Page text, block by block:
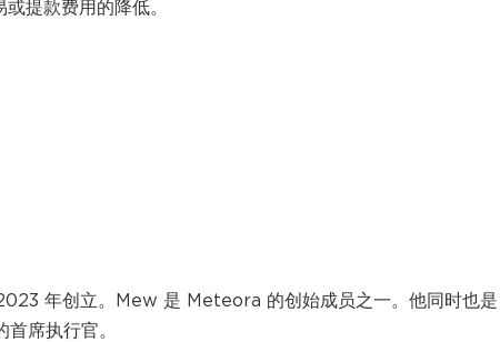
提款费用的降低。
年创立。Mew 是 Meteora 的创始成员之一。他同时也是
席执行官。